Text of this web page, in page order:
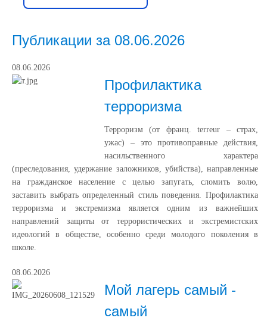
Публикации за 08.06.2026
08.06.2026
Профилактика
терроризма
Терроризм (от франц. terreur – страх,
ужас) – это противоправные действия,
насильственного характера
(преследования, удержание заложников, убийства), направленные
на гражданское население с целью запугать, сломить волю,
заставить выбрать определенный стиль поведения. Профилактика
терроризма и экстремизма является одним из важнейших
направлений защиты от террористических и экстремистских
идеологий в обществе, особенно среди молодого поколения в
школе.
08.06.2026
Мой лагерь самый -
самый